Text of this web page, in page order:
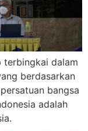
terbingkai dalam
berdasarkan
bangsa
adalah